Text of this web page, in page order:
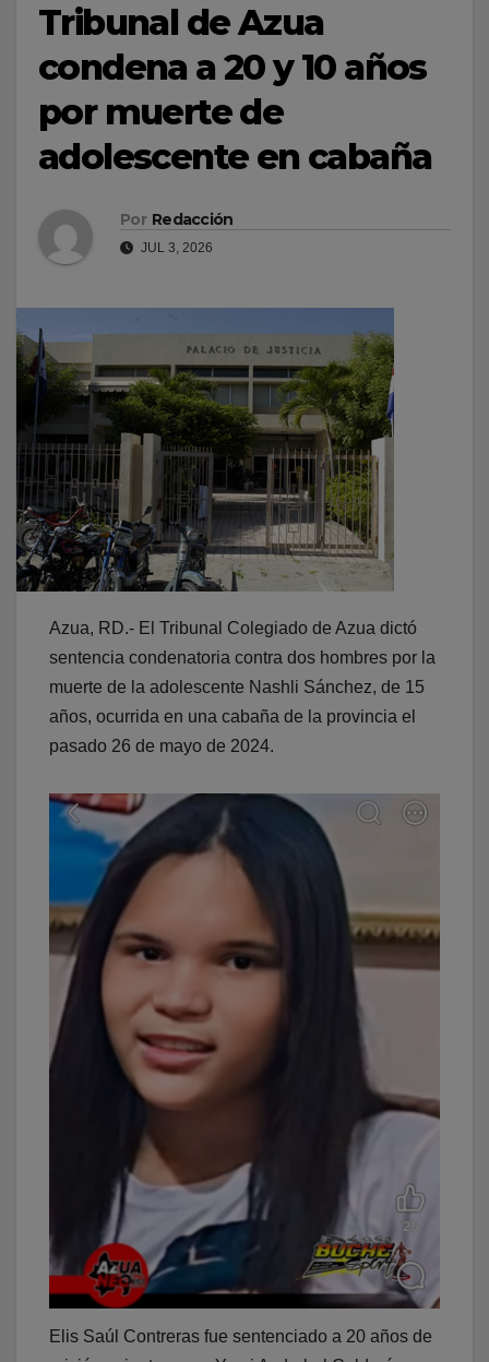
Tribunal de Azua
condena a 20 y 10 años
por muerte de
adolescente en cabaña
Por Redacción
JUL 3, 2026
Azua, RD.- El Tribunal Colegiado de Azua dictó
sentencia condenatoria contra dos hombres por la
muerte de la adolescente Nashli Sánchez, de 15
años, ocurrida en una cabaña de la provincia el
pasado 26 de mayo de 2024.
Elis Saúl Contreras fue sentenciado a 20 años de